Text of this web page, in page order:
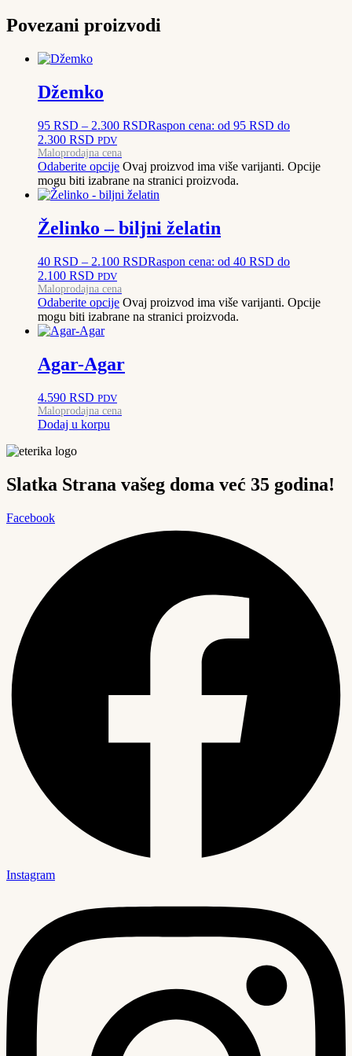
Povezani proizvodi
Džemko
95 RSD – 2.300 RSDRaspon cena: od 95 RSD do
2.300 RSD PDV
Maloprodajna cena
Odaberite opcije Ovaj proizvod ima više varijanti. Opcije
mogu biti izabrane na stranici proizvoda.
Želinko – biljni želatin
40 RSD – 2.100 RSDRaspon cena: od 40 RSD do
2.100 RSD PDV
Maloprodajna cena
Odaberite opcije Ovaj proizvod ima više varijanti. Opcije
mogu biti izabrane na stranici proizvoda.
Agar-Agar
4.590 RSD PDV
Maloprodajna cena
Dodaj u korpu
Slatka Strana vašeg doma već 35 godina!
Facebook
Instagram